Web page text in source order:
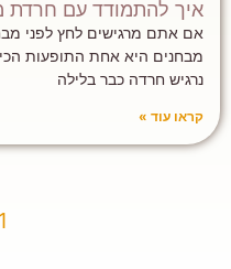
איך להתמודד עם חרדת
אם אתם מרגישים לחץ לפני
מבחנים היא אחת התופעות הכי
נרגיש חרדה כבר בלילה
קראו עוד »
1